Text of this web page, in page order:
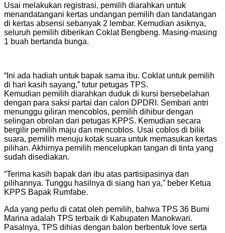
Usai melakukan registrasi, pemilih diarahkan untuk
menandatangani kertas undangan pemilih dan tandatangan
di kertas absensi sebanyak 2 lembar. Kemudian asiknya,
seluruh pemilih diberikan Coklat Bengbeng. Masing-masing
1 buah bertanda bunga.
“Ini ada hadiah untuk bapak sama ibu. Coklat untuk pemilih
di hari kasih sayang,” tutur petugas TPS.
Kemudian pemilih diarahkan duduk di kursi bersebelahan
dengan para saksi partai dan calon DPDRI. Sembari antri
menunggu giliran mencoblos, pemilih dihibur dengan
selingan obrolan dari petugas KPPS. Kemudian secara
bergilir pemilih maju dan mencoblos. Usai coblos di bilik
suara, pemilih menuju kotak suara untuk memasukan kertas
pilihan. Akhirnya pemilih mencelupkan tangan di tinta yang
sudah disediakan.
“Terima kasih bapak dan ibu atas partisipasinya dan
pilihannya. Tunggu hasilnya di siang hari ya,” beber Ketua
KPPS Bapak Rumfabe.
Ada yang perlu di catat oleh pemilih, bahwa TPS 36 Bumi
Marina adalah TPS terbaik di Kabupaten Manokwari.
Pasalnya, TPS dihias dengan balon berbentuk love serta